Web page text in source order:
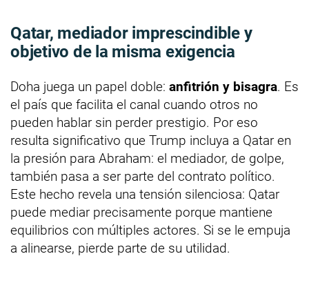
Qatar, mediador imprescindible y
objetivo de la misma exigencia
Doha juega un papel doble: anfitrión y bisagra. Es
el país que facilita el canal cuando otros no
pueden hablar sin perder prestigio. Por eso
resulta significativo que Trump incluya a Qatar en
la presión para Abraham: el mediador, de golpe,
también pasa a ser parte del contrato político.
Este hecho revela una tensión silenciosa: Qatar
puede mediar precisamente porque mantiene
equilibrios con múltiples actores. Si se le empuja
a alinearse, pierde parte de su utilidad.